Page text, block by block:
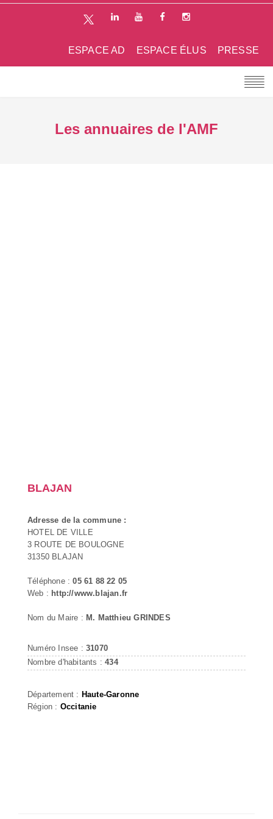
PRESSE
ESPACE ÉLUS
ESPACE AD
Les annuaires de l'AMF
BLAJAN
Adresse de la commune :
HOTEL DE VILLE
3 ROUTE DE BOULOGNE
31350 BLAJAN
Téléphone :05 61 88 22 05
Web : http://www.blajan.fr
Nom du Maire : M. Matthieu GRINDES
Numéro Insee : 31070
Nombre d'habitants :434
Département : Haute-Garonne
Région : Occitanie